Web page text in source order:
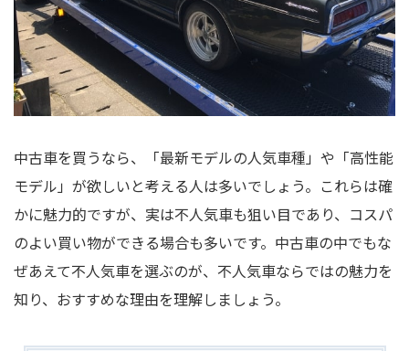
中古車を買うなら、「最新モデルの人気車種」や「高性能
モデル」が欲しいと考える人は多いでしょう。これらは確
かに魅力的ですが、実は不人気車も狙い目であり、コスパ
のよい買い物ができる場合も多いです。中古車の中でもな
ぜあえて不人気車を選ぶのが、不人気車ならではの魅力を
知り、おすすめな理由を理解しましょう。